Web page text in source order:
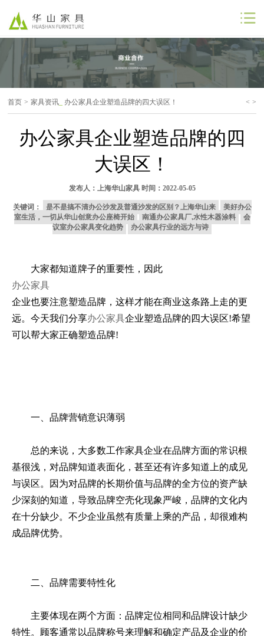
公司首页
公司简介
工程案例
联系我们
首页 > 家具资讯 办公家具企业塑造品牌的四大误区！ < >
办公家具企业塑造品牌的四
大误区！
发布人： 上海华山家具时间：2022-05-05
关键词： 是不是搞不清办公沙发及普通沙发的区别？上海华山来
美好办公
室生活，一切从华山创意办公座椅开始
南通办公家具厂,水性木器涂料
会
议室办公家具变化趋势
办公家具行业的远方与诗
大家都知道牌子的重要性，因此
办公家具
企业也要注意塑造品牌，这样才能在商业这条路上走的更
远。今天我们分享办公家具企业塑造品牌的四大误区!希望
可以帮大家正确塑造品牌!
一、品牌营销意识薄弱
总的来说，大多数工作家具企业在品牌方面的常识根
基很浅，对品牌知道表面化，甚至还有许多知道上的成见
与误区。因为对品牌的长期价值与品牌的全方位的资产缺
少深刻的知道，导致品牌空壳化现象严峻，品牌的文化内
在十分缺少。不少企业虽然有质量上乘的产品，却很难构
成品牌优势。
二、品牌需要特性化
主要体现在两个方面：品牌定位相同和品牌设计缺少
特性。顾客通常以品牌称号来理解和确定产品及企业的价